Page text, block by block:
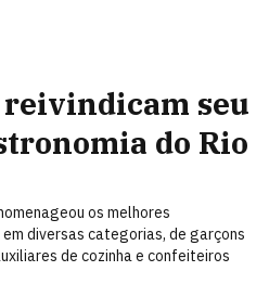
reivindicam seu
do Rio
os melhores
diversas categorias, de garçons
de cozinha e confeiteiros